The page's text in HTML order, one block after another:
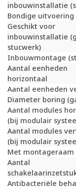
inbouwinstallatie
Bondige uitvoering
Geschikt voor
inbouwinstallatie
stucwerk)
Inbouwmontage
Aantal eenheden
horizontaal
Aantal eenheden
Diameter boring
Aantal modules
(bij modulair
Aantal modules
(bij modulair
Met montageraam
Aantal
Antibacteriële